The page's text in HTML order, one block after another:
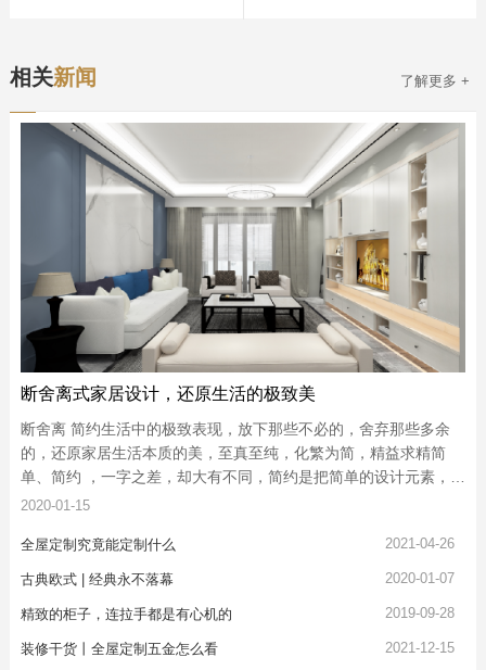
相关新闻 了解更多 +
断舍离式家居设计，还原生活的极致美
断舍离 简约生活中的极致表现，放下那些不必的，舍弃那些多余
的，还原家居生活本质的美，至真至纯，化繁为简，精益求精简
单、简约 ，一字之差，却大有不同，简约是把简单的设计元素，进
行有机地编排、整合以达到以少胜多、以简胜繁的效果
2020-01-15
全屋定制究竟能定制什么 2021-04-26
古典欧式 | 经典永不落幕 2020-01-07
精致的柜子，连拉手都是有心机的 2019-09-28
装修干货丨全屋定制五金怎么看 2021-12-15